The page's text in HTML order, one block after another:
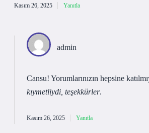
Kasım 26, 2025 Yanıtla
admin
Cansu! Yorumlarınızın hepsine
kıymetliydi, teşekkürler.
Kasım 26, 2025 Yanıtla